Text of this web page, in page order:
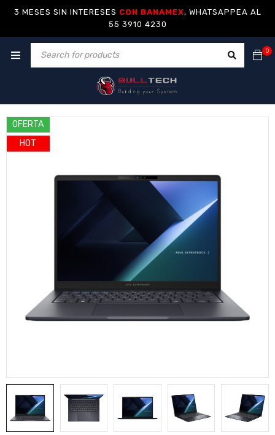
3 MESES SIN INTERESES CON BANAMEX, WHATSAPPEA AL
55 3910 4230
0
OFERTA
HOT